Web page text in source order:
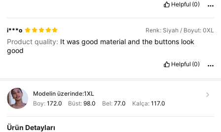
Helpful (0)
i***o Renk: Siyah / Boyut: 0XL
Product quality: Itwasgood materialandthe buttons look
good
Helpful (0)
Modelin üzerinde:1XL
Boy: 172.0 Büst:98.0 Bel: 77.0 Kalça: 117.0
Ürün Detayları